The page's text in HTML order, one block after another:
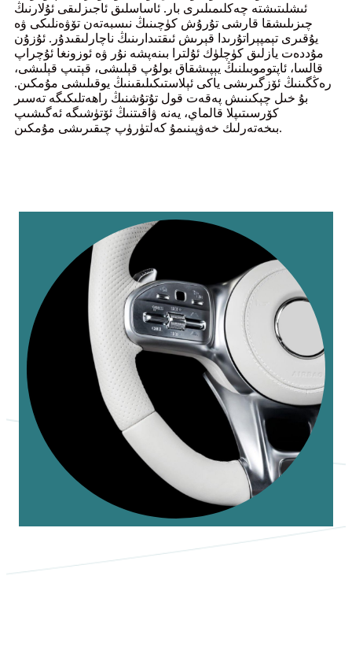
ئىشلىتىشتە چەكلىمىلىرى بار. ئاساسلىق ئاجىزلىقى ئۇلارنىڭ
چىزىلىشقا قارشى تۇرۇش كۈچىنىڭ نىسبەتەن تۆۋەنلىكى ۋە
يۇقىرى تېمپېراتۇرىدا قېرىش ئىقتىدارىنىڭ ناچارلىقىدۇر. ئۇزۇن
مۇددەت يازلىق كۈچلۈك ئۇلترا بىنەپشە نۇر ۋە ئوزونغا ئۇچراپ
قالسا، ئاپتوموبىلنىڭ يېپىشقاق بولۇپ قېلىشى، قېتىپ قېلىشى،
رەڭگىنىڭ ئۆزگىرىشى ياكى ئېلاستىكىلىقىنىڭ يوقىلىشى مۇمكىن.
بۇ خىل چېكىنىش پەقەت قول تۇتۇشنىڭ راھەتلىكىگە تەسىر
كۆرسىتىپلا قالماي، يەنە ۋاقىتنىڭ ئۆتۈشىگە ئەگىشىپ
بىخەتەرلىك خەۋپىنىمۇ كەلتۈرۈپ چىقىرىشى مۇمكىن.